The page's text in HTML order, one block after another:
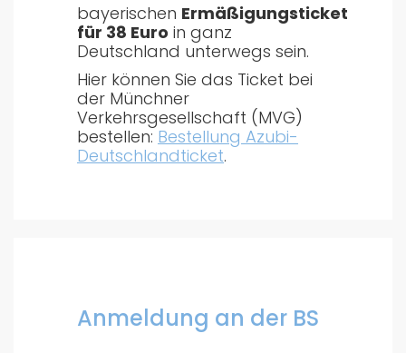
bayerischen Ermäßigungsticket
für 38 Euro in ganz
Deutschland unterwegs sein.
Hier können Sie das Ticket bei
der Münchner
Verkehrsgesellschaft (MVG)
bestellen: Bestellung Azubi-
Deutschlandticket.
Anmeldung an der BS